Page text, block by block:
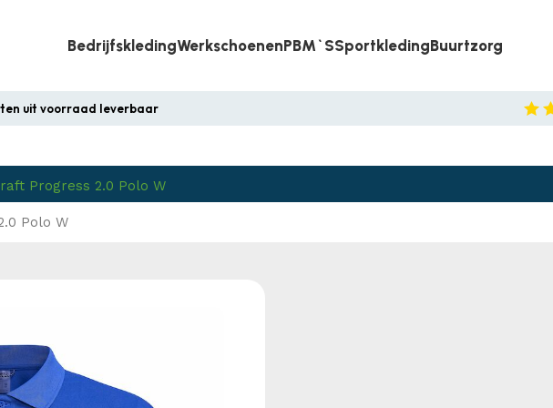
BedrijfskledingWerkschoenenPBM`sSportkledingBuurtzorg
uit voorraad leverbaar
Progress 2.0 Polo W
Polo W